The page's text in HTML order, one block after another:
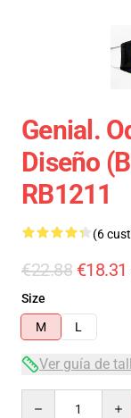
Genial.
Diseño
RB1211
(6
€22.88 €18.31
Size
M
L
Ver guía de